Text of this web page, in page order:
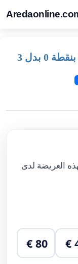
0 بدل 3
80 €